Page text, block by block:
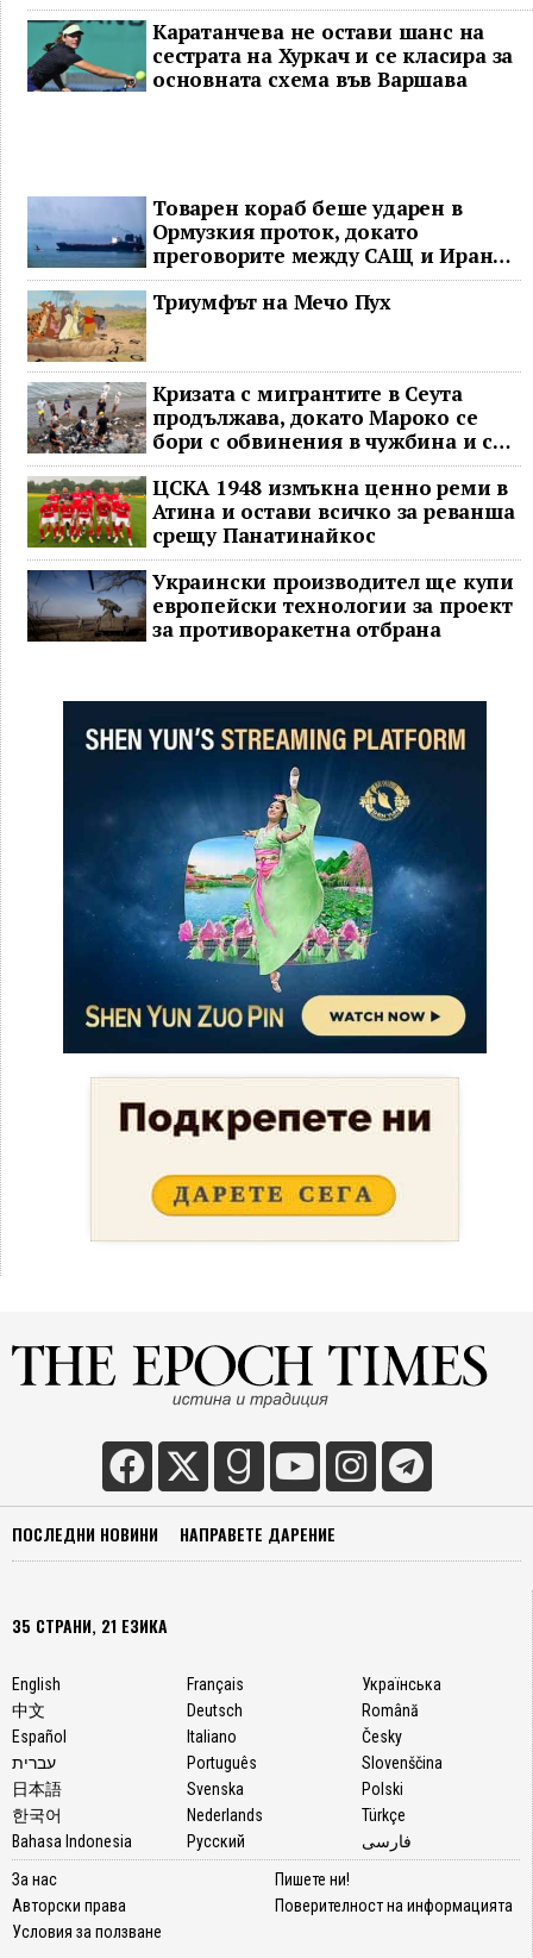
Каратанчева не остави шанс на
сестрата на Хуркач и се класира за
основната схема във Варшава
Товарен кораб беше ударен в
Ормузкия проток, докато
преговорите между САЩ и Иран
останаха в безизходица
Триумфът на Мечо Пух
Кризата с мигрантите в Сеута
продължава, докато Мароко се
бори с обвинения в чужбина и с
гнева у дома
ЦСКА 1948 измъкна ценно реми в
Атина и остави всичко за реванша
срещу Панатинайкос
Украински производител ще купи
европейски технологии за проект
за противоракетна отбрана
ПОСЛЕДНИ НОВИНИ НАПРАВЕТЕ ДАРЕНИЕ
35 СТРАНИ, 21 ЕЗИКА
English
中文
Español
עברית
日本語
한국어
Bahasa Indonesia
Français
Deutsch
Italiano
Português
Svenska
Nederlands
Русский
Українська
Română
Česky
Slovenščina
Polski
Türkçe
فارسی
За нас
Авторски права
Условия за ползване
Пишете ни!
Поверителност на информацията